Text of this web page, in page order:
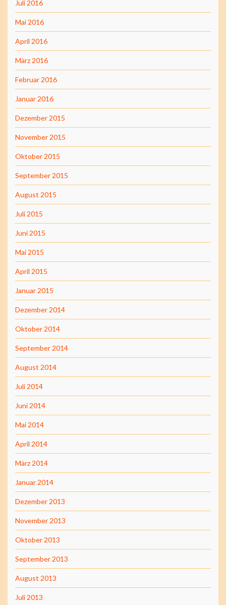
Juli 2016
Mai 2016
April 2016
März 2016
Februar 2016
Januar 2016
Dezember 2015
November 2015
Oktober 2015
September 2015
August 2015
Juli 2015
Juni 2015
Mai 2015
April 2015
Januar 2015
Dezember 2014
Oktober 2014
September 2014
August 2014
Juli 2014
Juni 2014
Mai 2014
April 2014
März 2014
Januar 2014
Dezember 2013
November 2013
Oktober 2013
September 2013
August 2013
Juli 2013